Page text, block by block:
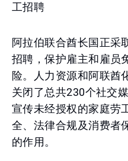
工招聘
阿拉伯联合酋长国正采
招聘，保护雇主和雇员
险。人力资源和阿联酋
关闭了总共230个社交
宣传未经授权的家庭劳
全、法律合规及消费者
的作用。